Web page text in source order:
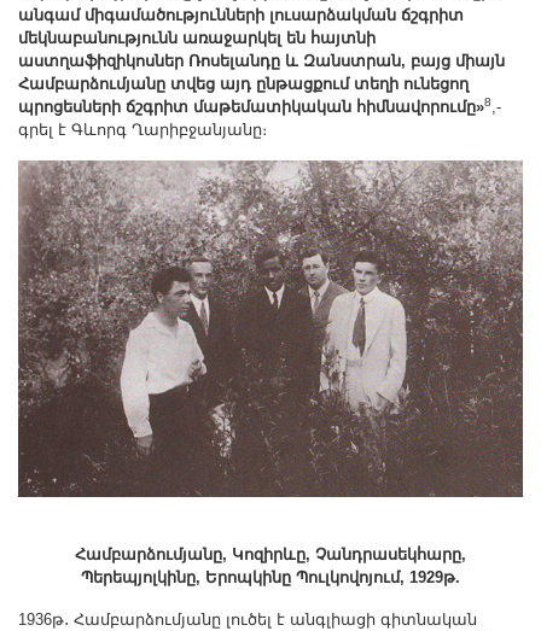
անգամ միգամածությունների լուսարձակման ճշգրիտ
մեկնաբանությունն առաջարկել են հայտնի
աստղաֆիզիկոսներ Ռոսելանդը և Զանստրան, բայց միայն
Համբարձումյանը տվեց այդ ընթացքում տեղի ունեցող
պրոցեսների ճշգրիտ մաթեմատիկական հիմնավորումը»8,-
գրել է Գևորգ Ղարիբջանյանը։
Համբարձումյանը, Կոզիրևը, Չանդրասեկհարը,
Պերեպյոլկինը, Երոպկինը Պուլկովոյում, 1929թ.
1936թ․ Համբարձումյանը լուծել է անգլիացի գիտնական